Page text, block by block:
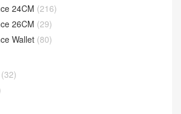
24CM (216)
26CM (29)
Wallet (80)
(32)